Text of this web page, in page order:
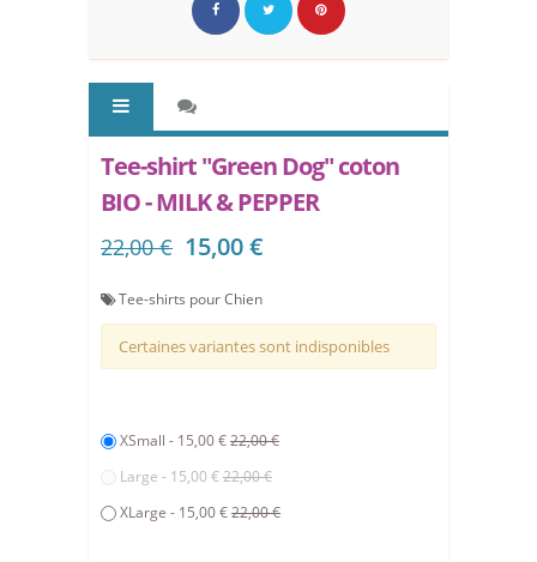
Tee-shirt "Green Dog" coton
BIO - MILK & PEPPER
22,00 € 15,00 €
Tee-shirts pour Chien
Certaines variantes sont indisponibles
XSmall - 15,00 €22,00 €
Large - 15,00 €22,00 €
XLarge - 15,00 €22,00 €